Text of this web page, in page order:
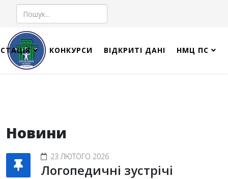
Пошук
КОНКУРСИ ВІДКРИТІ ДАНІ НМЦ ПС
Новини
23 ЛЮТОГО 2026
Логопедичні зустрічі